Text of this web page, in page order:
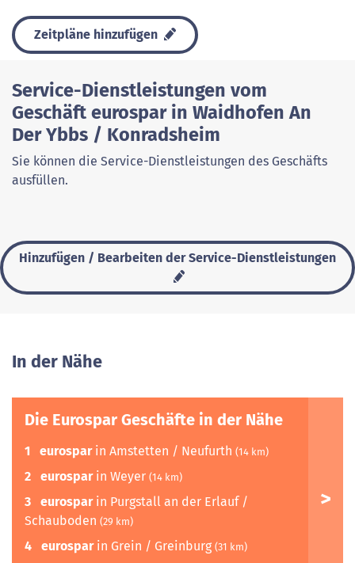
Zeitpläne hinzufügen
Service-Dienstleistungen vom
Geschäft eurospar in Waidhofen An
Der Ybbs / Konradsheim
Sie können die Service-Dienstleistungen des Geschäfts
ausfüllen.
Hinzufügen / Bearbeiten der Service-Dienstleistungen
In der Nähe
Die Eurospar Geschäfte in der Nähe
1 eurosparin Amstetten / Neufurth (14 km)
2 eurosparin Weyer (14 km)
3 eurosparin Purgstall an der Erlauf /
Schauboden (29 km)
4 eurosparin Grein / Greinburg (31 km)